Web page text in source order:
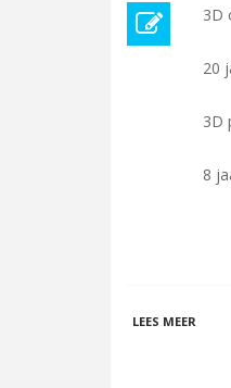
3D
20
3D
8
LEES MEER